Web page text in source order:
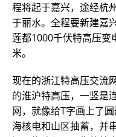
程将起于嘉兴，途经杭
于丽水。全程要新建嘉
莲都1000千伏特高压变
米。
现在的浙江特高压交流
的淮沪特高压，一竖是
网，就像给T字画上了
海核电和山区抽蓄，并